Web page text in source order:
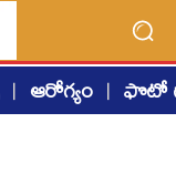
ఆరోగ్యం ఫొటో